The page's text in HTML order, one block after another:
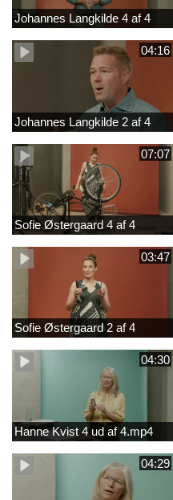
Johannes Langkilde 4 af 4
04:16
Johannes Langkilde 2 af 4
07:07
Sofie Østergaard 4 af 4
03:47
Sofie Østergaard 2 af 4
04:30
Hanne Kvist 4 ud af 4.mp4
04:29